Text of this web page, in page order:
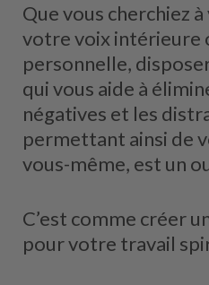
Que vous cherchiez
votre voix intérieure
personnelle,
qui vous aide à
négatives et les
permettant ainsi de
vous-même, est un
C’est comme créer
pour votre travail